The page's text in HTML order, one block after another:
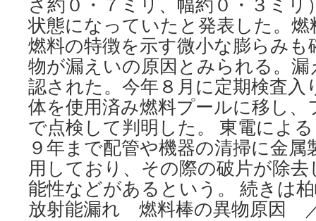
状態になっていたと発表した。
燃料の特徴を示す微小な膨らみも
物が漏えいの原因とみられる。
認された。今年８月に定期検査入
体を使用済み燃料プールに移し
で点検して判明した。 東電によ
９年まで配管や機器の清掃に金
用しており、その際の破片が除
能性などがあるという。 続きは
放射能漏れ 燃料棒の異物原因